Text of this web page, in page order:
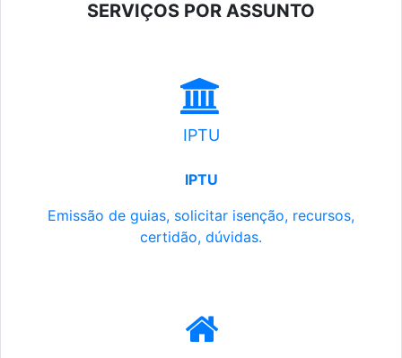
SERVIÇOS POR ASSUNTO
IPTU
IPTU
Emissão de guias, solicitar isenção, recursos,
certidão, dúvidas.